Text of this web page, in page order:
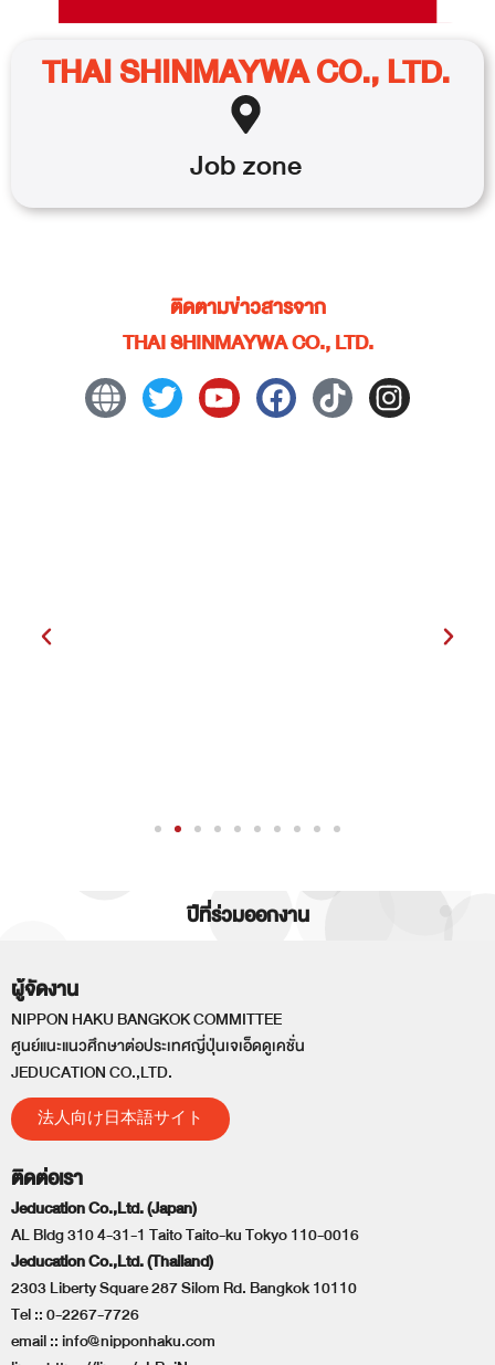
THAI SHINMAYWA CO., LTD.
Jobzone
ติดตามข่าวสารจาก
THAI SHINMAYWA CO., LTD.
ปีที่ร่วมออกงาน
ผู้จัดงาน
NIPPON HAKU BANGKOK COMMITTEE
ศูนย์แนะแนวศึกษาต่อประเทศญี่ปุ่นเจเอ็ดดูเคชั่น
JEDUCATION CO.,LTD.
法人向け日本語サイト
ติดต่อเรา
Jeducation Co.,Ltd. (Japan)
AL Bldg 310 4-31-1 Taito Taito-ku Tokyo 110-0016
Jeducation Co.,Ltd. (Thailand)
2303 Liberty Square 287 Silom Rd. Bangkok 10110
Tel ::0-2267-7726
email ::info@nipponhaku.com